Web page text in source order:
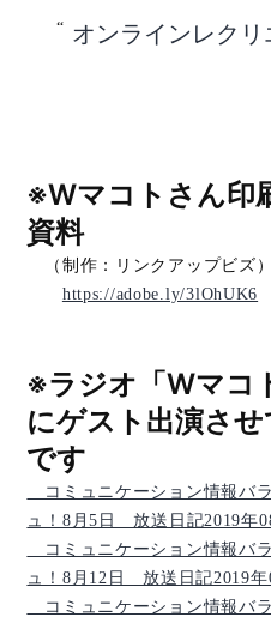
オンラインレクリ
※Wマコトさん印
資料
（制作：リンクアップビズ
https://adobe.ly/3lOhUK6
※ラジオ「Wマコ
にゲスト出演さ
です
コミュニケーション情報バ
ュ！8月5日 放送日記2019年
コミュニケーション情報バ
ュ！8月12日 放送日記2019年
コミュニケーション情報バ